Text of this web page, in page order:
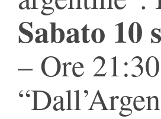
Sabato 10
– Ore